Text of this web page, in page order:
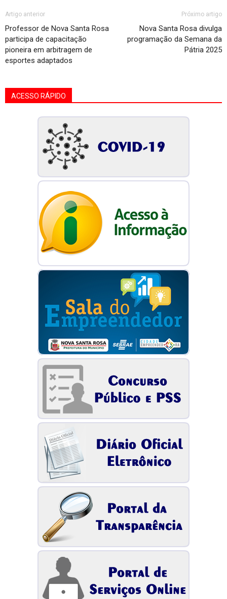
Artigo anterior
Professor de Nova Santa Rosa
participa de capacitação
pioneira em arbitragem de
esportes adaptados
Próximo artigo
Nova Santa Rosa divulga
programação da Semana da
Pátria 2025
ACESSO RÁPIDO